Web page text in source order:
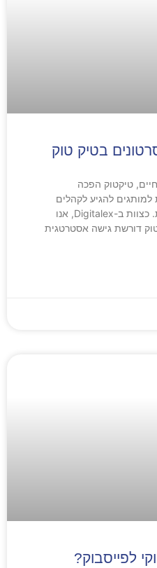
בטיק טוק
טיקטוק הפכה
להגיע לקהלים
מגוונים בצורה אותנטית ומיידית. כצוות ב-Digitalex, אנו
דורשת גישה אסטרטגית
לפייסבוק?